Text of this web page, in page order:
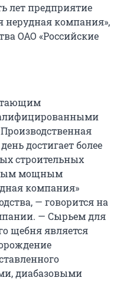
лет предприятие
нерудная компания»,
ОАО «Российские
достигает более
строительных
мощным
компания»
— говорится на
— Сырьем для
щебня является
диабазовыми